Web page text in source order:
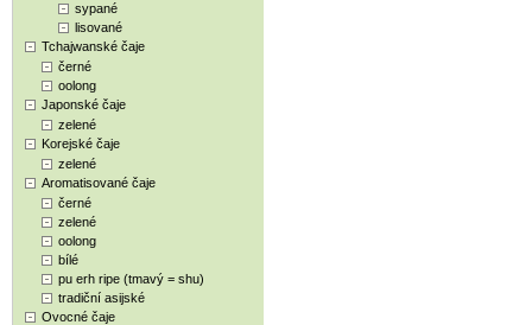
sypané
lisované
Tchajwanské čaje
černé
oolong
Japonské čaje
zelené
Korejské čaje
zelené
Aromatisované čaje
černé
zelené
oolong
bílé
pu erh ripe (tmavý = shu)
tradiční asijské
Ovocné čaje